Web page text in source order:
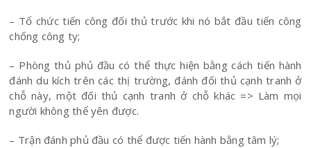
– Tổ chức tiến công đối thủ trước khi nó bắt đầu tiến công
chống công ty;
– Phòng thủ phủ đầu có thể thực hiện bằng cách tiến hành
đánh du kích trên các thị trường, đánh đối thủ cạnh tranh ở
chỗ này, một đối thủ cạnh tranh ở chỗ khác => Làm mọi
người không thể yên được.
– Trận đánh phủ đầu có thể được tiến hành bằng tâm lý;